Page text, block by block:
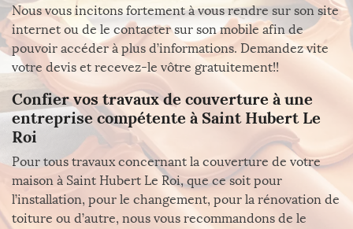
Nous vous incitons fortement à vous rendre sur son site
internet ou de le contacter sur son mobile afin de
pouvoir accéder à plus d’informations. Demandez vite
votre devis et recevez-le vôtre gratuitement!!
Confier vos travaux de couverture à une
entreprise compétente à Saint Hubert Le
Roi
Pour tous travaux concernant la couverture de votre
maison à Saint Hubert Le Roi, que ce soit pour
l’installation, pour le changement, pour la rénovation de
toiture ou d’autre, nous vous recommandons de le